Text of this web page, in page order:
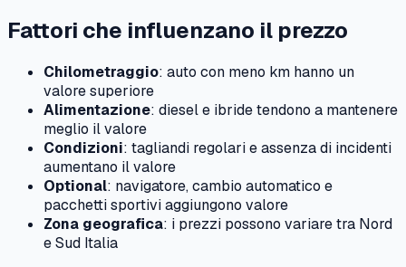
Fattori che influenzano il prezzo
Chilometraggio: auto con meno km hanno un
valore superiore
Alimentazione: diesel e ibride tendono a mantenere
meglio il valore
Condizioni: tagliandi regolari e assenza di incidenti
aumentano il valore
Optional: navigatore, cambio automatico e
pacchetti sportivi aggiungono valore
Zona geografica: i prezzi possono variare tra Nord
e Sud Italia